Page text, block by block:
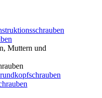
Muttern und